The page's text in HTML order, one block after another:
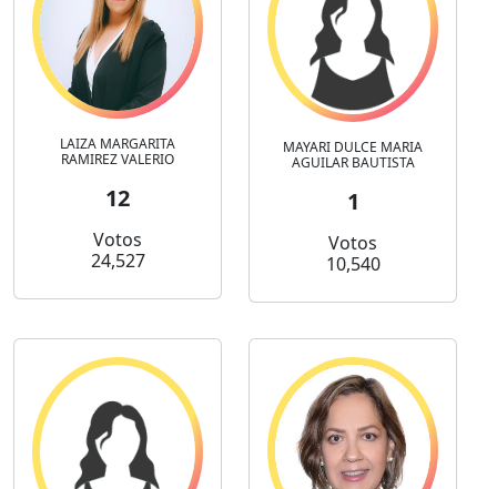
LAIZA MARGARITA
RAMIREZ VALERIO
12
Votos
24,527
MAYARI DULCE MARIA
AGUILAR BAUTISTA
1
Votos
10,540